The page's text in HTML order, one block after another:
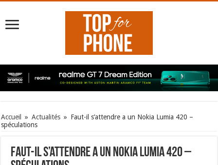
Accueil » Actualités » Faut-il s’attendre a un Nokia Lumia 420 –
spéculations
Faut-il s’attendre a un Nokia Lumia 420 –